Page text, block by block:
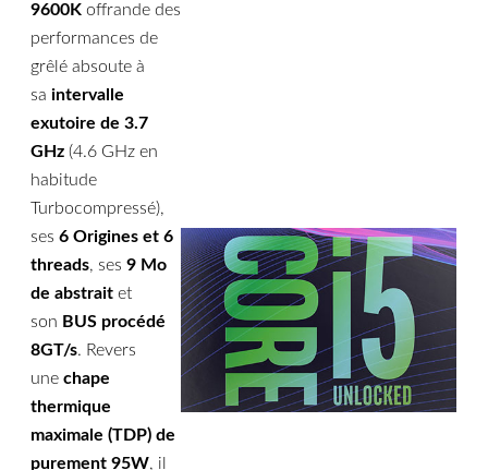
9600K offrande des
performances de
grêlé absoute à
saintervalle
exutoire de 3.7
GHz (4.6 GHz en
habitude
Turbocompressé),
ses6 Origines et 6
threads, ses9 Mo
de abstraitet
son BUS procédé
8GT/s. Revers
unechape
thermique
maximale (TDP) de
purement 95W, il